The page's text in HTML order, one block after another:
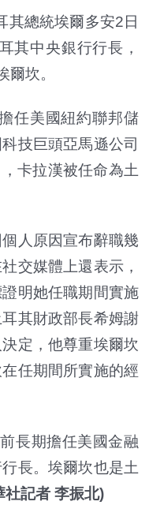
其總統埃爾多安2日
其中央銀行行長，
爾坎。
任美國紐約聯邦儲
技巨頭亞馬遜公司
卡拉漢被任命為土
人原因宣布辭職幾
交媒體上還表示，
明她任職期間實施
其財政部長希姆謝
定，他尊重埃爾坎
任期間所實施的經
長期擔任美國金融
長。埃爾坎也是土
社記者 李振北)